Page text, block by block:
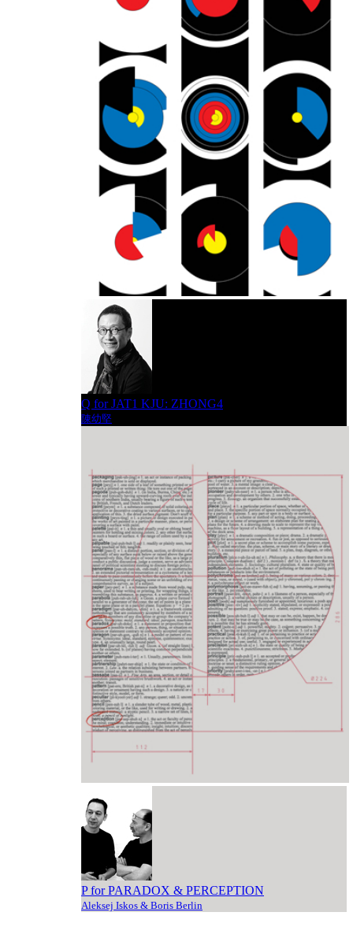
Q for JAT1 KJU: ZHONG4
陳幼堅
P for PARADOX & PERCEPTION
Aleksej Iskos & Boris Berlin